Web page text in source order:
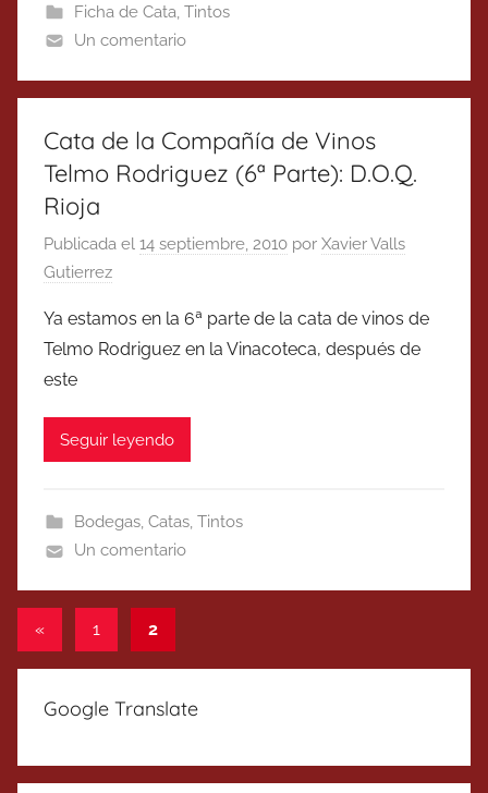
Ficha de Cata, Tintos
Un comentario
Cata de la Compañía de Vinos
Telmo Rodriguez (6ª Parte): D.O.Q.
Rioja
Publicada el 14 septiembre, 2010 por Xavier Valls
Gutierrez
Ya estamos en la 6ª parte de la cata de vinos de
Telmo Rodriguez en la Vinacoteca, después de
este
Seguir leyendo
Bodegas, Catas, Tintos
Un comentario
Paginación
de
entradas
«Entradas
anteriores
1 2
Google Translate